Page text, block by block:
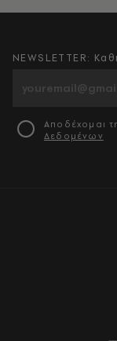
NEWSLETTER:
Αποδέχομαι
Δεδομένων